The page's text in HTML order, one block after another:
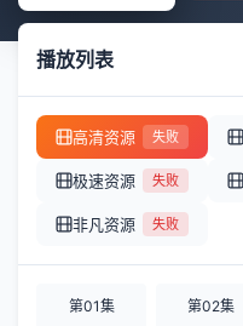
播放列表
高清资源 失败
极速资源 失败
非凡资源 失败
第01集 第02集